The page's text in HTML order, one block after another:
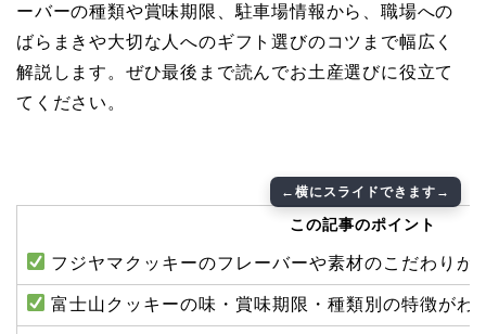
ーバーの種類や賞味期限、駐車場情報から、職場への
ばらまきや大切な人へのギフト選びのコツまで幅広く
解説します。ぜひ最後まで読んでお土産選びに役立て
てください。
この記事のポイント
フジヤマクッキーのフレーバーや素材のこだわりが
富士山クッキーの味・賞味期限・種類別の特徴がわ